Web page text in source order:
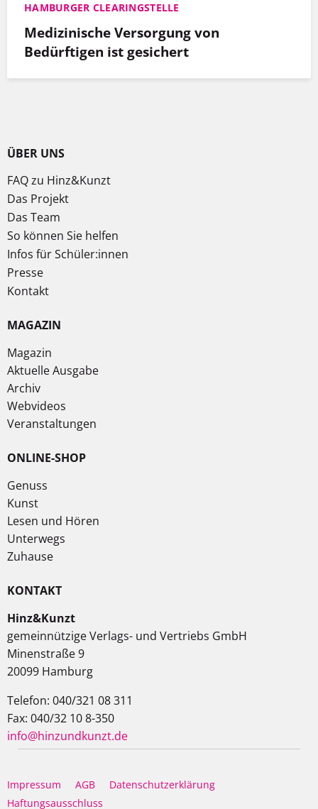
HAMBURGER CLEARINGSTELLE
Medizinische Versorgung von
Bedürftigen ist gesichert
ÜBER UNS
FAQ zu Hinz&Kunzt
Das Projekt
Das Team
So können Sie helfen
Infos für Schüler:innen
Presse
Kontakt
MAGAZIN
Magazin
Aktuelle Ausgabe
Archiv
Webvideos
Veranstaltungen
ONLINE-SHOP
Genuss
Kunst
Lesen und Hören
Unterwegs
Zuhause
KONTAKT
Hinz&Kunzt
gemeinnützige Verlags- und Vertriebs GmbH
Minenstraße 9
20099 Hamburg
Telefon: 040/321 08 311
Fax: 040/32 10 8-350
info@hinzundkunzt.de
Impressum AGB
Datenschutzerklärung
Haftungsausschluss